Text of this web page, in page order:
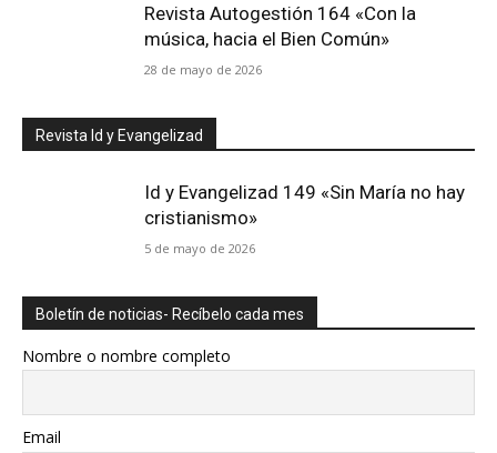
Revista Autogestión 164 «Con la
música, hacia el Bien Común»
28 de mayo de 2026
Revista Id y Evangelizad
Id y Evangelizad 149 «Sin María no hay
cristianismo»
5 de mayo de 2026
Boletín de noticias- Recíbelo cada mes
Nombre o nombre completo
Email